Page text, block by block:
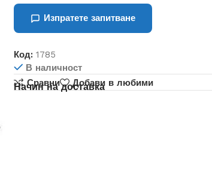
Изпратете запитване
Код: 1785
В наличност
Сравни
Добави в любими
Начин на доставка